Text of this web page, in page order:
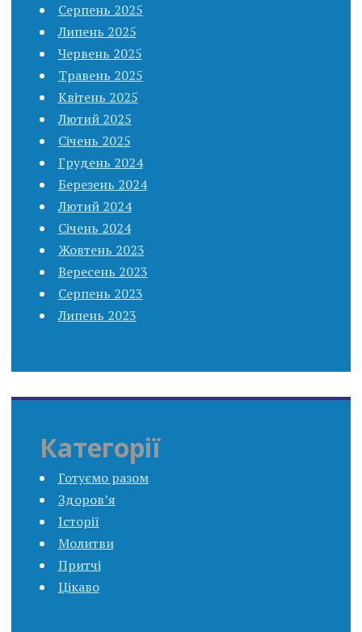
Серпень 2025
Липень 2025
Червень 2025
Травень 2025
Квітень 2025
Лютий 2025
Січень 2025
Грудень 2024
Березень 2024
Лютий 2024
Січень 2024
Жовтень 2023
Вересень 2023
Серпень 2023
Липень 2023
Категорії
Готуємо разом
Здоров’я
Історії
Молитви
Притчі
Цікаво